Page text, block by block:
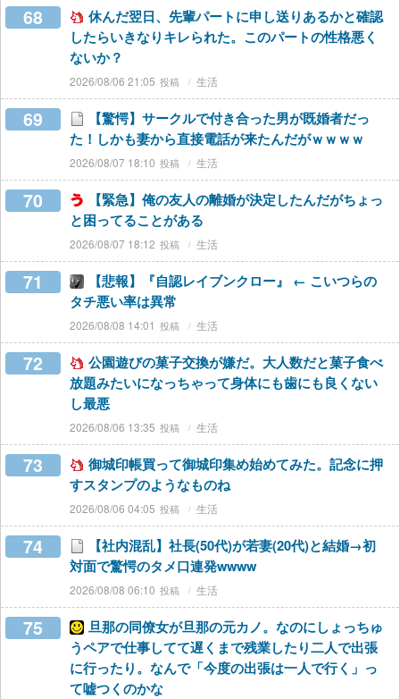
68
休んだ翌日、先輩パートに申し送りあるかと確認
したらいきなりキレられた。このパートの性格悪く
ないか？
2026/08/06 21:05 生活
69
【驚愕】サークルで付き合った男が既婚者だっ
た！しかも妻から直接電話が来たんだがｗｗｗｗ
2026/08/07 18:10 生活
70
【緊急】俺の友人の離婚が決定したんだがちょっ
と困ってることがある
2026/08/07 18:12 生活
71
【悲報】『自認レイブンクロー』 ← こいつらの
タチ悪い率は異常
2026/08/08 14:01 生活
72
公園遊びの菓子交換が嫌だ。大人数だと菓子食べ
放題みたいになっちゃって身体にも歯にも良くない
し最悪
2026/08/06 13:35 生活
73
御城印帳買って御城印集め始めてみた。記念に押
すスタンプのようなものね
2026/08/06 04:05 生活
74
【社内混乱】社長(50代)が若妻(20代)と結婚→初
対面で驚愕のタメ口連発wwww
2026/08/08 06:10 生活
75
旦那の同僚女が旦那の元カノ。なのにしょっちゅ
うペアで仕事してて遅くまで残業したり二人で出張
に行ったり。なんで「今度の出張は一人で行く」っ
て嘘つくのかな